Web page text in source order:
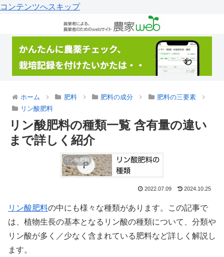
コンテンツへスキップ
ホーム 肥料 肥料の成分
肥料の三要素
リン酸肥料
リン酸肥料の種類一覧 含有量の違い
まで詳しく紹介
リン酸肥料
2022.07.09 2024.10.25
リン酸肥料の中にも様々な種類があります。この記事で
は、植物生長の基本となるリン酸の種類について、分類や
リン酸が多く／少なく含まれている肥料など詳しく解説し
ます。